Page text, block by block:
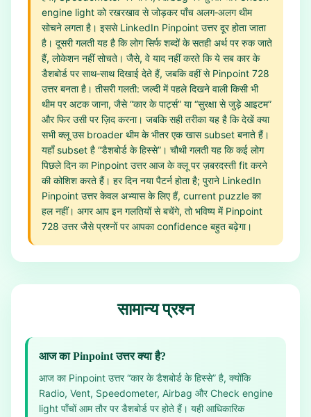
engine light को रखरखाव से जोड़कर पाँच अलग‑अलग थीम
सोचने लगता है। इससे LinkedIn Pinpoint उत्तर दूर होता जाता
है। दूसरी गलती यह है कि लोग सिर्फ शब्दों के सतही अर्थ पर रुक जाते
हैं, लोकेशन नहीं सोचते। जैसे, वे याद नहीं करते कि ये सब कार के
डैशबोर्ड पर साथ‑साथ दिखाई देते हैं, जबकि वहीं से Pinpoint 728
उत्तर बनता है। तीसरी गलती: जल्दी में पहले दिखने वाली किसी भी
थीम पर अटक जाना, जैसे “कार के पार्ट्स” या “सुरक्षा से जुड़े आइटम”
और फिर उसी पर ज़िद करना। जबकि सही तरीका यह है कि देखें क्या
सभी क्लू उस broader थीम के भीतर एक खास subset बनाते हैं।
यहाँ subset है “डैशबोर्ड के हिस्से”। चौथी गलती यह कि कई लोग
पिछले दिन का Pinpoint उत्तर आज के क्लू पर ज़बरदस्ती fit करने
की कोशिश करते हैं। हर दिन नया पैटर्न होता है; पुराने LinkedIn
Pinpoint उत्तर केवल अभ्यास के लिए हैं, current puzzle का
हल नहीं। अगर आप इन गलतियों से बचेंगे, तो भविष्य में Pinpoint
728 उत्तर जैसे प्रश्नों पर आपका confidence बहुत बढ़ेगा।
सामान्य प्रश्न
आज का Pinpoint उत्तर क्या है?
आज का Pinpoint उत्तर “कार के डैशबोर्ड के हिस्से” है, क्योंकि
Radio, Vent, Speedometer, Airbag और Check engine
light पाँचों आम तौर पर डैशबोर्ड पर होते हैं। यही आधिकारिक